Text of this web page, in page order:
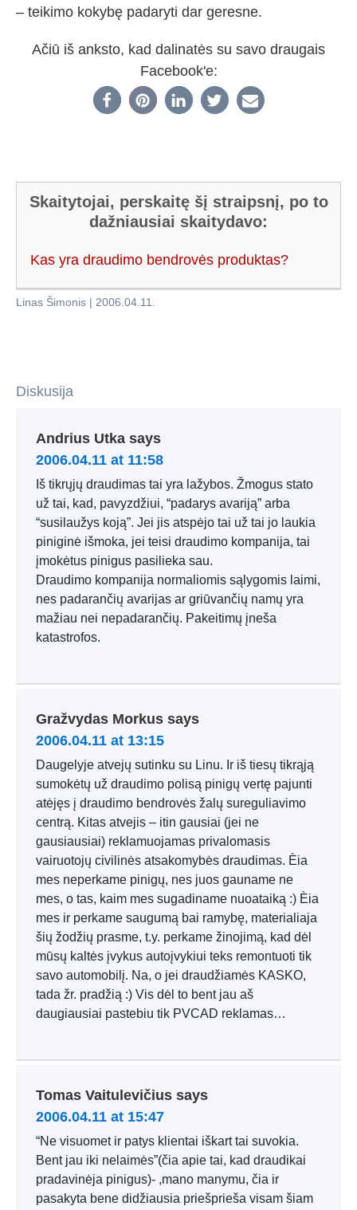
– teikimo kokybę padaryti dar geresne.
Ačiū iš anksto, kad dalinatės su savo draugais
Facebook'e:
Skaitytojai, perskaitę šį straipsnį, po to
dažniausiai skaitydavo:
Kas yra draudimo bendrovės produktas?
Linas Šimonis | 2006.04.11
Diskusija
Andrius Utka says
2006.04.11 at 11:58
Iš tikrųjų draudimas tai yra lažybos. Žmogus stato
už tai, kad, pavyzdžiui, “padarys avariją” arba
“susilaužys koją”. Jei jis atspėjo tai už tai jo laukia
piniginė išmoka, jei teisi draudimo kompanija, tai
įmokėtus pinigus pasilieka sau.
Draudimo kompanija normaliomis sąlygomis laimi,
nes padarančių avarijas ar griūvančių namų yra
mažiau nei nepadarančių. Pakeitimų įneša
katastrofos.
Gražvydas Morkus says
2006.04.11 at 13:15
Daugelyje atvejų sutinku su Linu. Ir iš tiesų tikrąją
sumokėtų už draudimo polisą pinigų vertę pajunti
atėjęs į draudimo bendrovės žalų sureguliavimo
centrą. Kitas atvejis – itin gausiai (jei ne
gausiausiai) reklamuojamas privalomasis
vairuotojų civilinės atsakomybės draudimas. Èia
mes neperkame pinigų, nes juos gauname ne
mes, o tas, kaim mes sugadiname nuoataiką :) Èia
mes ir perkame saugumą bai ramybę, materialiaja
šių žodžių prasme, t.y. perkame žinojimą, kad dėl
mūsų kaltės įvykus autoįvykiui teks remontuoti tik
savo automobilį. Na, o jei draudžiamės KASKO,
tada žr. pradžią :) Vis dėl to bent jau aš
daugiausiai pastebiu tik PVCAD reklamas…
Tomas Vaitulevičius says
2006.04.11 at 15:47
“Ne visuomet ir patys klientai iškart tai suvokia.
Bent jau iki nelaimės”(čia apie tai, kad draudikai
pradavinėja pinigus)- ,mano manymu, čia ir
pasakyta bene didžiausia priešprieša visam šiam